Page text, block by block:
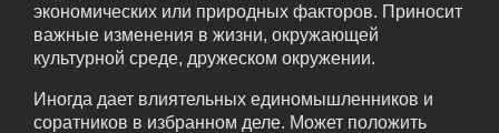
экономических или природных факторов. Приносит
важные изменения в жизни, окружающей
культурной среде, дружеском окружении.
Иногда дает влиятельных единомышленников и
соратников в избранном деле. Может положить